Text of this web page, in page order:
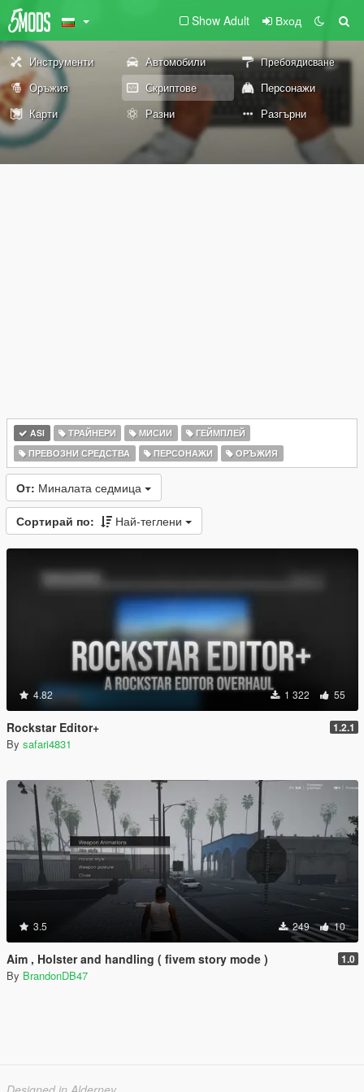
Show Adult Вход
Инструменти Автомобили Пребоядисване
Оръжия Скриптове
Персонажи
Карти
Разни Разгърни
ASI ТРАЙНЕРИ МИСИИ
ГЕЙМПЛЕЙ
ПРЕВОЗНИ СРЕДСТВА
ПЕРСОНАЖИ ОРЪЖИЯ
От: Миналата седмица
Сортирай по: Най-теглени
4.82 1 322 55
Rockstar Editor+ 1.2.1
By safari4831
3.5 249 10
Aim , Holster and handling ( fivem story mode ) 1.0
By BrandonDB47